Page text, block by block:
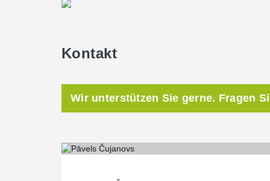
Kontakt
Wir unterstützen Sie gerne. Fragen